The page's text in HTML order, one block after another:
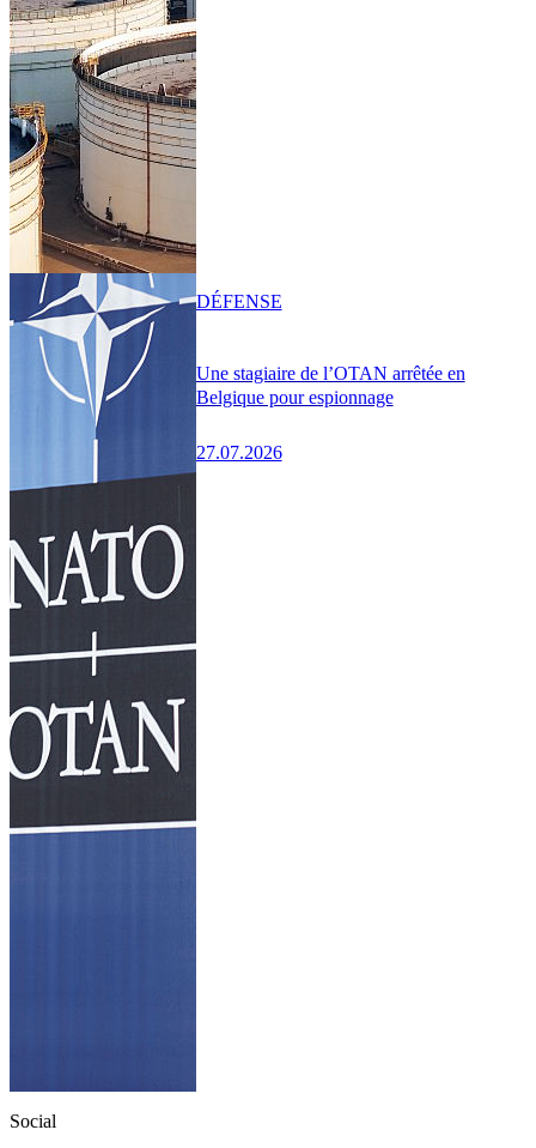
Une stagiaire de l’OTAN arrêtée en
Belgique pour espionnage
27.07.2026
DÉFENSE
Social